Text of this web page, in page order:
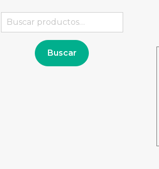
Buscar
por:
Buscar